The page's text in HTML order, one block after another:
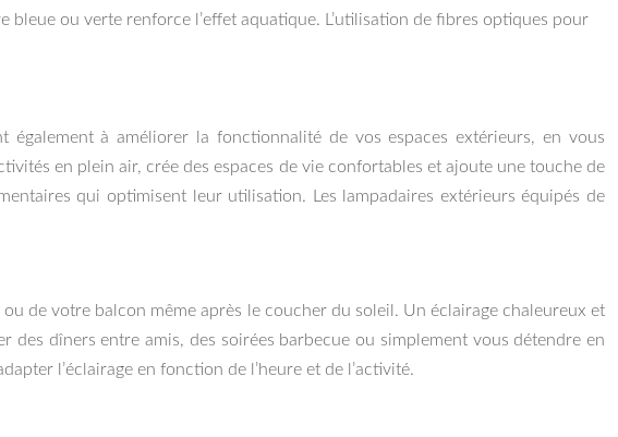
ou verte renforce l’effet aquatique. L’utilisation de fibres optiques pour
à améliorer la fonctionnalité de vos espaces extérieurs, en vous
en plein air, crée des espaces de vie confortables et ajoute une touche de
qui optimisent leur utilisation. Les lampadaires extérieurs équipés de
de votre balcon même après le coucher du soleil. Un éclairage chaleureux et
dîners entre amis, des soirées barbecue ou simplement vous détendre en
l’éclairage en fonction de l’heure et de l’activité.